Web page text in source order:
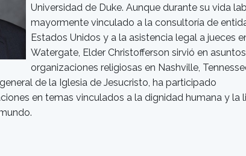
Universidad de Duke. Aunque durante su vida
mayormente vinculado a la consultoría de
Estados Unidos y a la asistencia legal a jueces
Watergate, Elder Christofferson sirvió en
organizaciones religiosas en Nashville,
de la Iglesia de Jesucristo, ha participado
en temas vinculados a la dignidad humana y la